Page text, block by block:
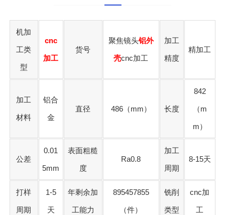
机加
工类
型
cnc
加工
货号
聚焦镜头铝外
壳cnc加工
加工
精度
精加工
加工
材料
铝合
金
直径 486（mm） 长度
842
（m
m）
公差
0.01
5mm
表面粗糙
度
Ra0.8
加工
周期
8-15天
打样
周期
1-5
天
年剩余加
工能力
895457855
（件）
铣削
类型
cnc加
工